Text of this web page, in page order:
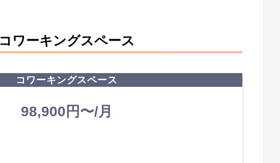
コワーキングスペース
コワーキングスペース
98,900円〜/月